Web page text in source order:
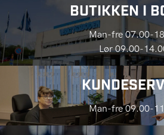
BUTIKKEN I
Man-fre 07.00-
Lør 09.00-
Man-fre 09.00-